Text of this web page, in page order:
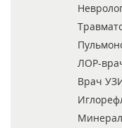
ЛОР-
Врач